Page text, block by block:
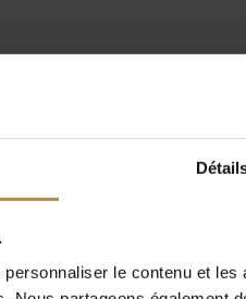
le contenu et